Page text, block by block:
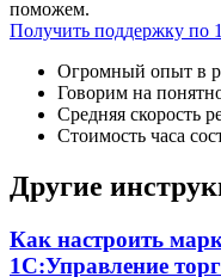
поможем.
Получить поддержку по
Огромный опыт в
Говорим на
Средняя скорость
Стоимость часа
Другие
Как настроить
1С:Управление